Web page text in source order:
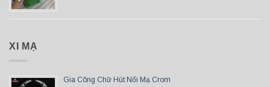
XI MẠ
Gia Công Chữ Hút Nổi Mạ Crom